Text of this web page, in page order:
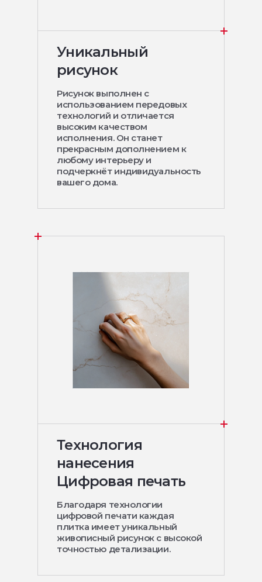
Уникальный
рисунок
Рисунок выполнен с
использованием передовых
технологий и отличается
высоким качеством
исполнения. Он станет
прекрасным дополнением к
любому интерьеру и
подчеркнёт индивидуальность
вашего дома.
Технология
нанесения
Цифровая печать
Благодаря технологии
цифровой печати каждая
плитка имеет уникальный
живописный рисунок с высокой
точностью детализации.